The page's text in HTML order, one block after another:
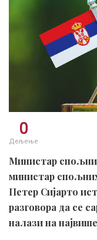
0
Дељење
Министар
министар
Петер Сијартo
разговора да се
налази на